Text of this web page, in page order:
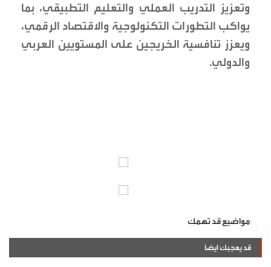
وتعزيز التدريب العملي والتعليم التطبيقي، بما
يواكب التطورات التكنولوجية والاقتصاد الرقمي،
ويعزز تنافسية الخريجين على المستويين العربي
والدولي.
مواضيع قد تهمك
قد يعجبك ايضا